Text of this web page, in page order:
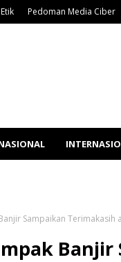
Pedoman Media Ciber
Sampaikan Terimakasih
Banjir